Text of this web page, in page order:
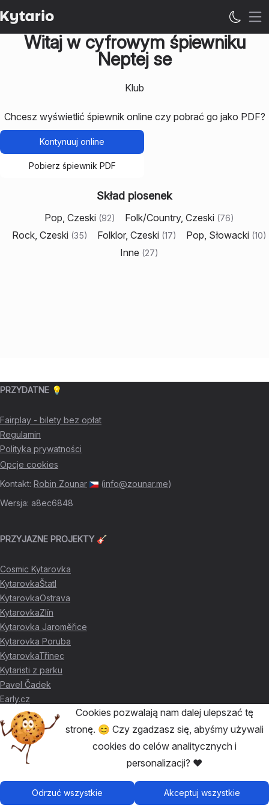
Witaj w cyfrowym śpiewniku
Neptej se
Klub
Chcesz wyświetlić śpiewnik online czy pobrać go jako PDF?
Kontynuuj online
Pobierz śpiewnik PDF
Skład piosenek
Pop, Czeski (92) Folk/Country, Czeski (76)
Rock, Czeski (35) Folklor, Czeski (17) Pop, Słowacki (10)
Inne (27)
PRZYDATNE 💡
Fairplay - bilety bez opłat
Regulamin
Polityka prywatności
Opcje cookies
Kontakt: Robin Zounar (info@zounar.me)
Wersja: a8ec6848
PRZYJAZNE PROJEKTY 🎸
Cosmic Kytarovka
KytarovkaŠtatl
KytarovkaOstrava
KytarovkaZlín
Kytarovka Jaroměřice
Kytarovka Poruba
KytarovkaTřinec
Kytaristi z parku
Pavel Čadek
Early.cz
DZIĘKI ZA WSPARCIE ❤️
David Skácel
Cosmic Kytarovka
Cookies pozwalają nam dalej ulepszać tę
stronę. 😊 Czy zgadzasz się, abyśmy używali
cookies do celów analitycznych i
personalizacji? ❤️
Odrzuć wszystkie Akceptuj wszystkie